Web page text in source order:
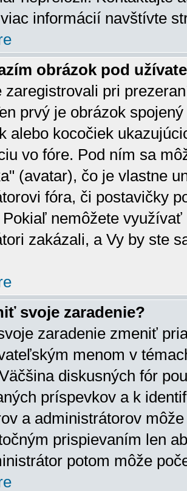
informácií navštívte
obrázok pod
zaregistrovali pri
prvý je obrázok
alebo kocočiek
vo fóre. Pod ním sa
(avatar), čo je vlastne
fóra, či postavičky
nemôžete
zakázali, a Vy by ste
svoje zaradenie?
zaradenie zmeniť
menom v
diskusných fór
príspevkov a k
a administrátorov
prispievaním len
potom môže